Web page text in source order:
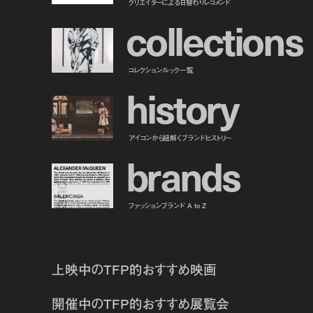
collections
コレクションルック一覧
history
アイコンから紐解くブランドヒストリー
brands
ファッションブランド A to Z
上映中のTFP的おすすめ映画
開催中のTFP的おすすめ展覧会